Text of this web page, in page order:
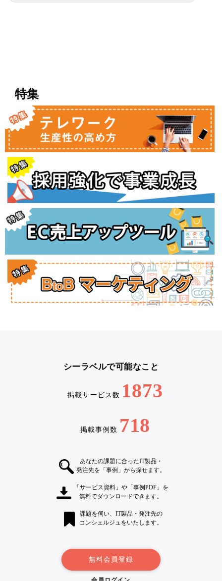
特集
シーラベルで可能なこと
掲載サービス数 1873
掲載事例数 718
あなたの課題に合ったIT製品・
発注先を「事例」から探せます。
「サービス資料」や「事例PDF」を
無料でダウンロードできます。
課題を伺い、IT製品・発注先の
コンシェルジュをいたします。
無料会員登録